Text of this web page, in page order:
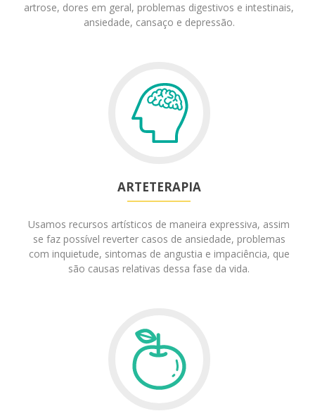
artrose, dores em geral, problemas digestivos e intestinais,
ansiedade, cansaço e depressão.
ARTETERAPIA
Usamos recursos artísticos de maneira expressiva, assim
se faz possível reverter casos de ansiedade, problemas
com inquietude, sintomas de angustia e impaciência, que
são causas relativas dessa fase da vida.